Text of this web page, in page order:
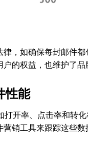
，如确保每封邮件
的权益，也维护了品
性能
打开率、点击率和转
销工具来跟踪这些